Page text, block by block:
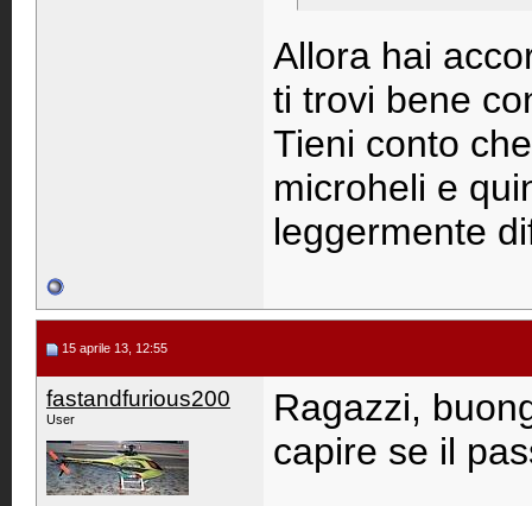
Allora hai
ti trovi bene
Tieni conto
microheli e
leggermente
15 aprile 13, 12:55
fastandfurious200
User
Ragazzi,
capire se il